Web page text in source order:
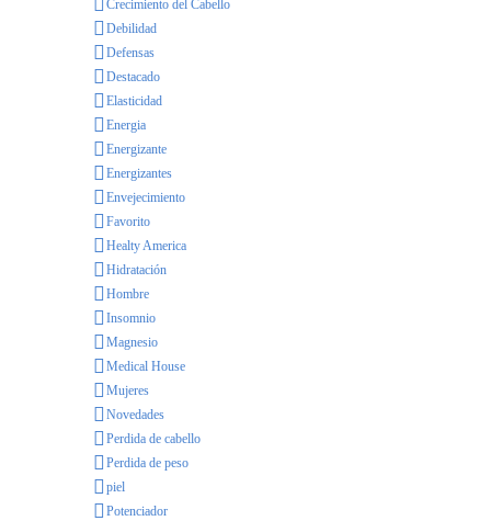
Crecimiento del Cabello
Debilidad
Defensas
Destacado
Elasticidad
Energia
Energizante
Energizantes
Envejecimiento
Favorito
Healty America
Hidratación
Hombre
Insomnio
Magnesio
Medical House
Mujeres
Novedades
Perdida de cabello
Perdida de peso
piel
Potenciador